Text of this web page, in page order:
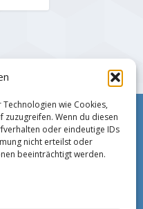
wie Cookies,
Wenn du diesen
oder eindeutige IDs
nicht erteilst oder
beeinträchtigt werden.